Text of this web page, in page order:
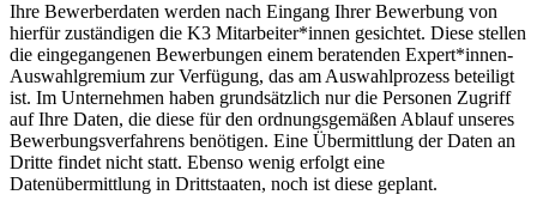
Ihre Bewerberdaten werden nach Eingang Ihrer Bewerbung von
hierfür zuständigen die K3 Mitarbeiter*innen gesichtet. Diese stellen
die eingegangenen Bewerbungen einem beratenden Expert*innen-
Auswahlgremium zur Verfügung, das am Auswahlprozess beteiligt
ist. Im Unternehmen haben grundsätzlich nur die Personen Zugriff
auf Ihre Daten, die diese für den ordnungsgemäßen Ablauf unseres
Bewerbungsverfahrens benötigen. Eine Übermittlung der Daten an
Dritte findet nicht statt. Ebenso wenig erfolgt eine
Datenübermittlung in Drittstaaten, noch ist diese geplant.